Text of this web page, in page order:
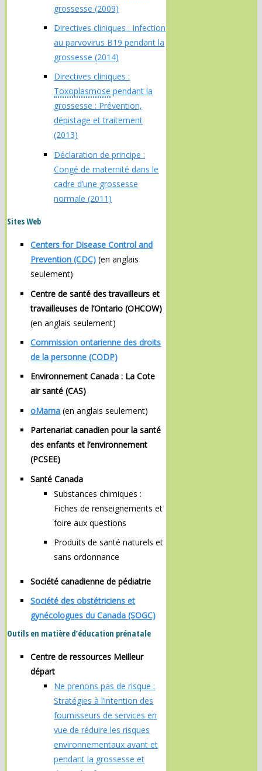
grossesse (2009)
Directives cliniques : Infection
au parvovirus B19 pendant la
grossesse (2014)
Directives cliniques :
Toxoplasmose pendant la
grossesse : Prévention,
dépistage et traitement
(2013)
Déclaration de principe :
Congé de maternité dans le
cadre d’une grossesse
normale (2011)
Sites Web
Centers for Disease Control and
Prevention (CDC) (en anglais
seulement)
Centre de santé des travailleurs et
travailleuses de l’Ontario (OHCOW)
(en anglais seulement)
Commission ontarienne des droits
de la personne (CODP)
Environnement Canada : La Cote
air santé (CAS)
oMama (en anglais seulement)
Partenariat canadien pour la santé
des enfants et l’environnement
(PCSEE)
Santé Canada
Substances chimiques :
Fiches de renseignements et
foire aux questions
Produits de santé naturels et
sans ordonnance
Société canadienne de pédiatrie
Société des obstétriciens et
gynécologues du Canada (SOGC)
Outils en matière d’éducation prénatale
Centre de ressources Meilleur
départ
Ne prenons pas de risque :
Stratégies à l’intention des
fournisseurs de services en
vue de réduire les risques
environnementaux avant et
pendant la grossesse et